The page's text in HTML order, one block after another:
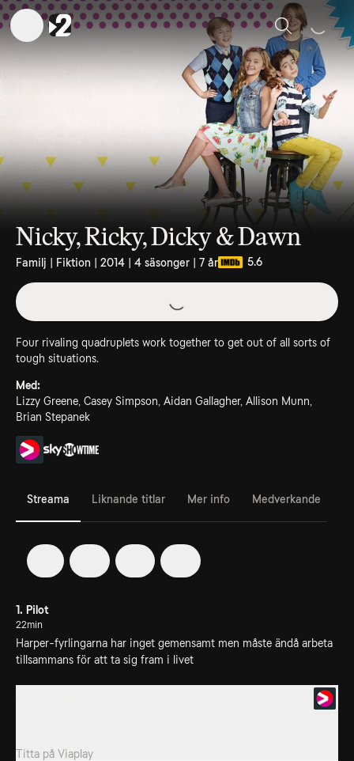
Sök
Nicky, Ricky, Dicky & Dawn
Familj | Fiktion | 2014 | 4 säsonger | 7 år 5.6
Four rivaling quadruplets work together to get out of all sorts of
tough situations.
Med:
Lizzy Greene, Casey Simpson, Aidan Gallagher, Allison Munn,
Brian Stepanek
Streama Liknande titlar Mer info Medverkande
1. Pilot
22min
Harper-fyrlingarna har inget gemensamt men måste ändå arbeta
tillsammans för att ta sig fram i livet
Titta på Viaplay